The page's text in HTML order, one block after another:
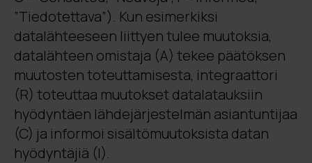
”Tiedotettava”). Kun esimerkiksi
datalähteeseen liittyen tulee muutoksia,
datalähteen omistaja (A) tekee päätöksen
muutosten toteuttamisesta, integraattori
(R) toteuttaa muutokset datalatauksiin
hyödyntäen lähdejärjestelmän asiantuntijaa
(C) ja informoi sisältömuutoksista datan
hyödyntäjiä (I).